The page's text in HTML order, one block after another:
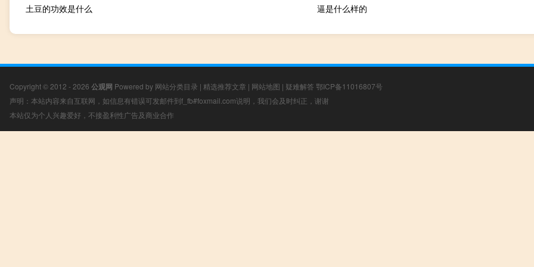
土豆的功效是什么 逼是什么样的
Copyright © 2012 - 2026 公观网 Powered by 网站分类目录 | 精选推荐文章 | 网站地图 | 疑难解答 鄂ICP备11016807号
声明：本站内容来自互联网，如信息有错误可发邮件到f_fb#foxmail.com说明，我们会及时纠正，谢谢
本站仅为个人兴趣爱好，不接盈利性广告及商业合作